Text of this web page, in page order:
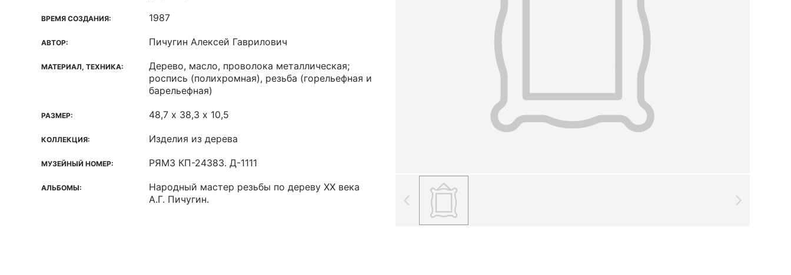
ВРЕМЯ СОЗДАНИЯ: 1987
АВТОР: Пичугин Алексей Гаврилович
МАТЕРИАЛ, ТЕХНИКА:
Дерево, масло, проволока металлическая;
роспись (полихромная), резьба (горельефная и
барельефная)
РАЗМЕР: 48,7 х 38,3 х 10,5
КОЛЛЕКЦИЯ: Изделия из дерева
МУЗЕЙНЫЙ НОМЕР: РЯМЗ КП-24383. Д-1111
АЛЬБОМЫ:
Народный мастер резьбы по дереву ХХ века
А.Г. Пичугин.